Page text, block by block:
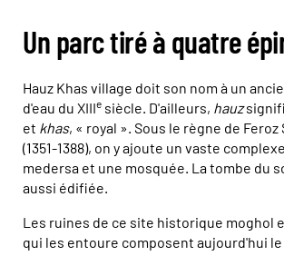
Un parc tiré à quatre
Hauz Khas village doit son nom à un
d'eau du XIIIe siècle. D'ailleurs, hauz
et khas, « royal ». Sous le règne de Feroz
(1351-1388), on y ajoute un vaste
medersa et une mosquée. La tombe du
aussi édifiée.
Les ruines de ce site historique moghol
qui les entoure composent aujourd'hui